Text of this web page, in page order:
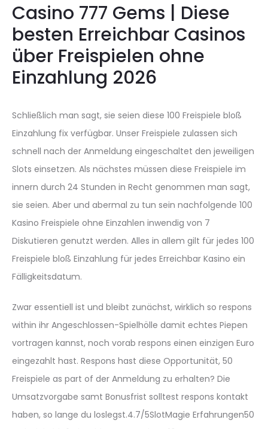
Casino 777 Gems | Diese
besten Erreichbar Casinos
über Freispielen ohne
Einzahlung 2026
Schließlich man sagt, sie seien diese 100 Freispiele bloß
Einzahlung fix verfügbar. Unser Freispiele zulassen sich
schnell nach der Anmeldung eingeschaltet den jeweiligen
Slots einsetzen. Als nächstes müssen diese Freispiele im
innern durch 24 Stunden in Recht genommen man sagt,
sie seien. Aber und abermal zu tun sein nachfolgende 100
Kasino Freispiele ohne Einzahlen inwendig von 7
Diskutieren genutzt werden. Alles in allem gilt für jedes 100
Freispiele bloß Einzahlung für jedes Erreichbar Kasino ein
Fälligkeitsdatum.
Zwar essentiell ist und bleibt zunächst, wirklich so respons
within ihr Angeschlossen-Spielhölle damit echtes Piepen
vortragen kannst, noch vorab respons einen einzigen Euro
eingezahlt hast. Respons hast diese Opportunität, 50
Freispiele as part of der Anmeldung zu erhalten? Die
Umsatzvorgabe samt Bonusfrist solltest respons kontakt
haben, so lange du loslegst.4.7/5SlotMagie Erfahrungen50